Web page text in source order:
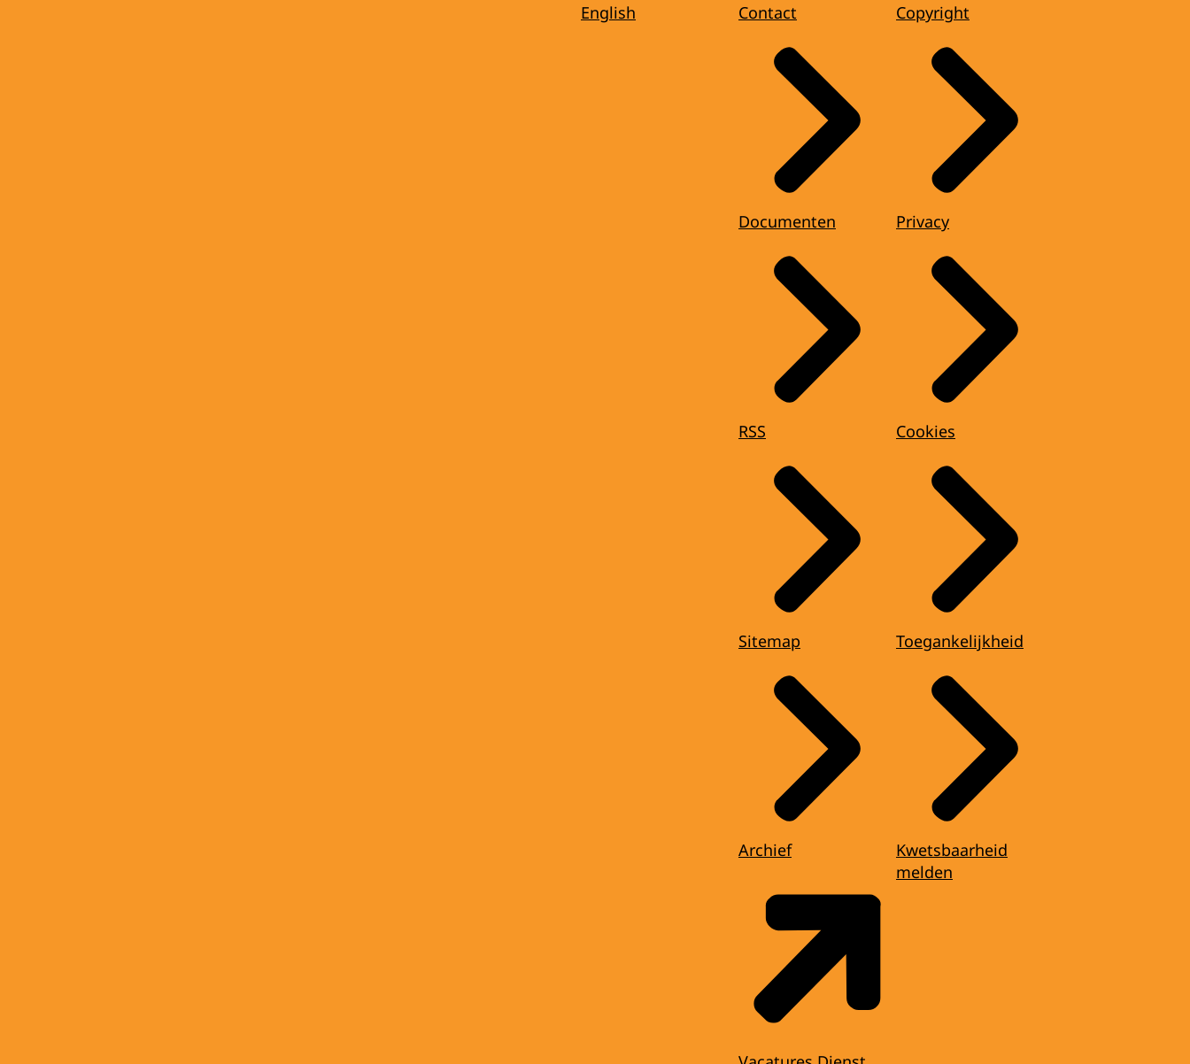
English Contact
Documenten
RSS
Sitemap
Archief
Copyright
Privacy
Cookies
Toegankelijkheid
Kwetsbaarheid
melden